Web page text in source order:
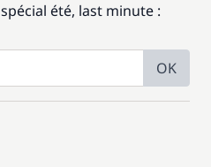
été, last minute :
OK